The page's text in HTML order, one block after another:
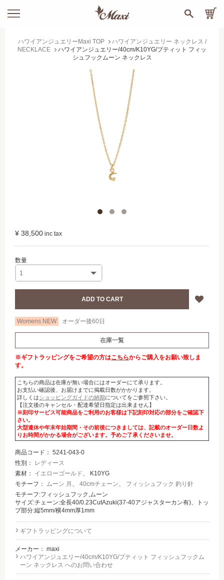
ハワイアンジュエリーMaxi TOP
ハワイアンジュエリー ネックレス /
NECKLACE
ハワイアンジュエリー/40cm/K10YG/プティット フィッ
シュフックムーン ネックレス
¥ 38,500
Womens NEW オーダー後60日
在庫一覧
※ギフトラッピングをご希望の方はこちらからご購入をお願い致しま
す。
こちらの商品は在庫が無い場合にはオーダーにて承ります。
お支払い確認後、お届けまでに掲載日数がかかります。
詳しくはショッピングガイドの納期についてをご参照下さい。
【注文後のキャンセル・配達希望日指定は出来ません】
※刻印サービス可能商品をご利用のお客様は下記刻印対応の部分をご確認下
さい。
大型連休や年末年始期間・その前後につきましては、記載のオーダー日数よ
りお時間がかかる場合がございます。予めご了承くださいませ。
商品コード： 5241-043-0
性別：
レディース
素材： イエローゴールド、 K10YG
モチーフ： ムーン 月 、 40cmチェーン、 フィッシュフック 釣り針
モチーフ:フィッシュフック,ムーン
サイズ:チェーン:全長40/0.23CutAzuki(37-40アジャスターカン有)、トッ
プ部分:縦5mm/横4mm厚1mm
ギフトラッピングについて
メーカー： maxi
ハワイアンジュエリー/40cm/K10YG/プティット フィッシュフックム
ーン ネックレス へのお問い合わせ